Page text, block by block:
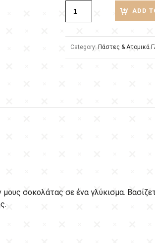
ADD
Category: Πάστες & Ατομικά
σοκολάτας σε ένα γλύκισμα.